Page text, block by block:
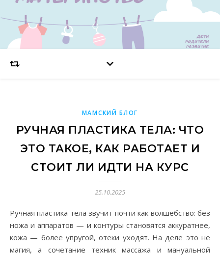
МАМСКИЙ БЛОГ
РУЧНАЯ ПЛАСТИКА ТЕЛА: ЧТО
ЭТО ТАКОЕ, КАК РАБОТАЕТ И
СТОИТ ЛИ ИДТИ НА КУРС
25.10.2025
Ручная пластика тела звучит почти как волшебство: без
ножа и аппаратов — и контуры становятся аккуратнее,
кожа — более упругой, отеки уходят. На деле это не
магия, а сочетание техник массажа и мануальной